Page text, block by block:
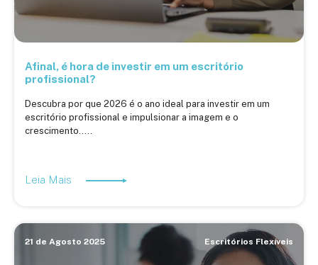
Afinal, é hora de investir em um escritório
profissional?
Descubra por que 2026 é o ano ideal para investir em um
escritório profissional e impulsionar a imagem e o
crescimento.....
Leia Mais
21 de Agosto 2025 Escritórios Flexíveis